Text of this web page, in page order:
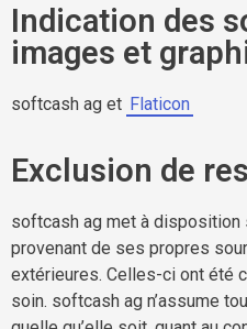
Indication des
images et
softcash ag et Flaticon
Exclusion de
softcash ag met à
provenant de ses propres
extérieures. Celles-ci ont été
soin. softcash ag n’assume